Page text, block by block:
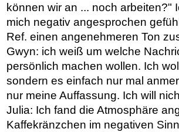
können wir an ... noch arbeiten?"
mich negativ angesprochen
Ref. einen angenehmeren Ton
Gwyn: ich weiß um welche
persönlich machen wollen. Ich
sondern es einfach nur mal
nur meine Auffassung. Ich will
Julia: Ich fand die Atmosphäre
Kaffekränzchen im negativen